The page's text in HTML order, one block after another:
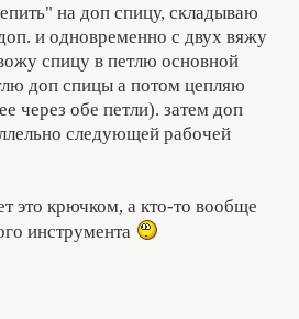
на доп спицу, складываю
и одновременно с двух вяжу
спицу в петлю основной
доп спицы а потом цепляю
через обе петли). затем доп
следующей рабочей
это крючком, а кто-то вообще
инструмента